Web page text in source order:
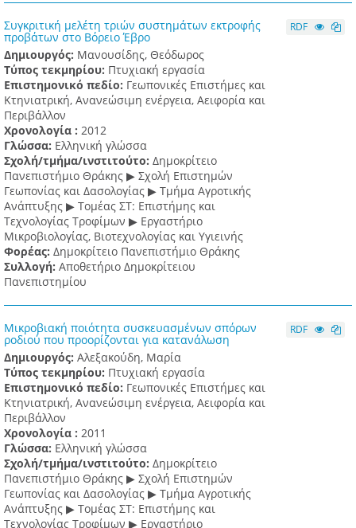
Συγκριτική μελέτη τριών συστημάτων εκτροφής
προβάτων στο Βόρειο Έβρο
Δημιουργός: Μανουσίδης, Θεόδωρος
Τύπος τεκμηρίου: Πτυχιακή εργασία
Επιστημονικό πεδίο: Γεωπονικές Επιστήμες και
Κτηνιατρική, Ανανεώσιμη ενέργεια, Αειφορία και
Περιβάλλον
Χρονολογία : 2012
Γλώσσα: Ελληνική γλώσσα
Σχολή/τμήμα/ινστιτούτο: Δημοκρίτειο
Πανεπιστήμιο Θράκης ▶ Σχολή Επιστημών
Γεωπονίας και Δασολογίας ▶ Τμήμα Αγροτικής
Ανάπτυξης ▶ Τομέας ΣΤ: Επιστήμης και
Τεχνολογίας Τροφίμων ▶ Εργαστήριο
Μικροβιολογίας, Βιοτεχνολογίας και Υγιεινής
Φορέας: Δημοκρίτειο Πανεπιστήμιο Θράκης
Συλλογή: Αποθετήριο Δημοκρίτειου
Πανεπιστημίου
RDF
Μικροβιακή ποιότητα συσκευασμένων σπόρων
ροδιού που προορίζονται για κατανάλωση
Δημιουργός: Αλεξακούδη, Μαρία
Τύπος τεκμηρίου: Πτυχιακή εργασία
Επιστημονικό πεδίο: Γεωπονικές Επιστήμες και
Κτηνιατρική, Ανανεώσιμη ενέργεια, Αειφορία και
Περιβάλλον
Χρονολογία : 2011
Γλώσσα: Ελληνική γλώσσα
Σχολή/τμήμα/ινστιτούτο: Δημοκρίτειο
Πανεπιστήμιο Θράκης ▶ Σχολή Επιστημών
Γεωπονίας και Δασολογίας ▶ Τμήμα Αγροτικής
Ανάπτυξης ▶ Τομέας ΣΤ: Επιστήμης και
Τεχνολογίας Τροφίμων ▶ Εργαστήριο
RDF